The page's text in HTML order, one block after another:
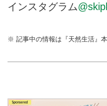
インスタグラム
※ 記事中の情報は『天然生活』